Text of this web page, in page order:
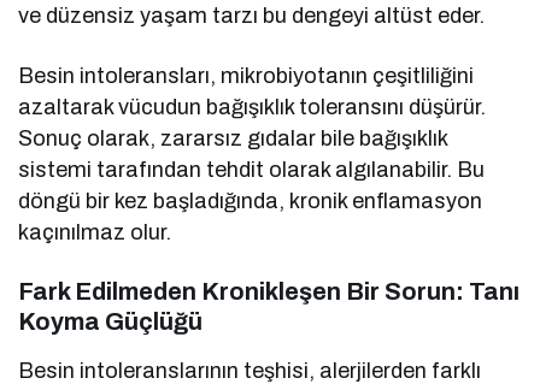
ve düzensiz yaşam tarzı bu dengeyi altüst eder.
Besin intoleransları, mikrobiyotanın çeşitliliğini
azaltarak vücudun bağışıklık toleransını düşürür.
Sonuç olarak, zararsız gıdalar bile bağışıklık
sistemi tarafından tehdit olarak algılanabilir. Bu
döngü bir kez başladığında, kronik enflamasyon
kaçınılmaz olur.
Fark Edilmeden Kronikleşen Bir Sorun: Tanı
Koyma Güçlüğü
Besin intoleranslarının teşhisi, alerjilerden farklı